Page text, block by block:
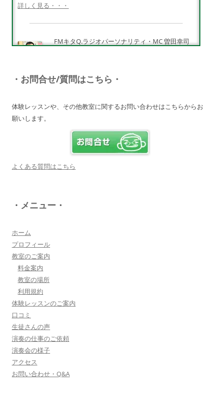
詳しく見る・・・
FMキタQ.ラジオパーソナリティ・MC 曽田幸司
♪
上松先生に教わればきっともっともっと音楽大好
きになりますよ♪
大切なお子さんの習い事。
で、お父さんの様な存在です！
詳しく見る・・・
▼もっと詳しく・・・▼
・お問合せ/質問はこちら・
体験レッスンや、その他教室に関するお問い合わせはこちらからお
願いします。
よくある質問はこちら
・メニュー・
ホーム
プロフィール
教室のご案内
料金案内
教室の場所
利用規約
体験レッスンのご案内
口コミ
生徒さんの声
演奏の仕事のご依頼
演奏会の様子
アクセス
お問い合わせ・Q&A